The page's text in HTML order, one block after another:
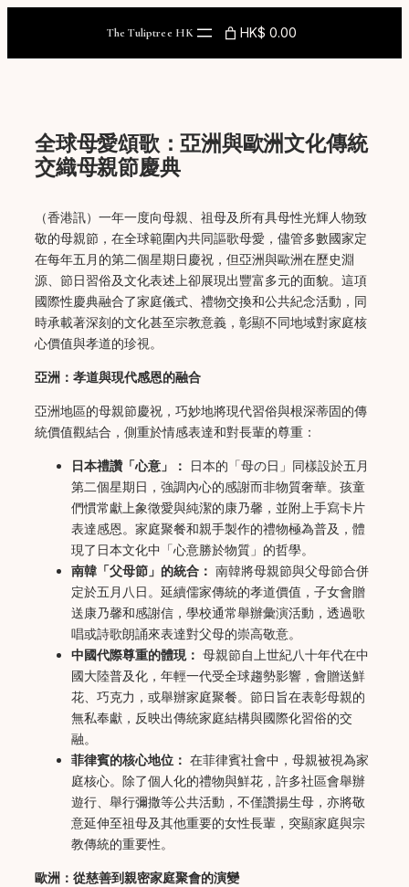
The Tuliptree HK HK$ 0.00
全球母愛頌歌：亞洲與歐洲文化傳統
交織母親節慶典
（香港訊）一年一度向母親、祖母及所有具母性光輝人物致
敬的母親節，在全球範圍內共同謳歌母愛，儘管多數國家定
在每年五月的第二個星期日慶祝，但亞洲與歐洲在歷史淵
源、節日習俗及文化表述上卻展現出豐富多元的面貌。這項
國際性慶典融合了家庭儀式、禮物交換和公共紀念活動，同
時承載著深刻的文化甚至宗教意義，彰顯不同地域對家庭核
心價值與孝道的珍視。
亞洲：孝道與現代感恩的融合
亞洲地區的母親節慶祝，巧妙地將現代習俗與根深蒂固的傳
統價值觀結合，側重於情感表達和對長輩的尊重：
日本禮讚「心意」：
日本的「母の日」同樣設於五月
第二個星期日，強調內心的感謝而非物質奢華。孩童
們慣常獻上象徵愛與純潔的康乃馨，並附上手寫卡片
表達感恩。家庭聚餐和親手製作的禮物極為普及，體
現了日本文化中「心意勝於物質」的哲學。
南韓「父母節」的統合： 南韓將母親節與父母節合併
定於五月八日。延續儒家傳統的孝道價值，子女會贈
送康乃馨和感謝信，學校通常舉辦彙演活動，透過歌
唱或詩歌朗誦來表達對父母的崇高敬意。
中國代際尊重的體現： 母親節自上世紀八十年代在中
國大陸普及化，年輕一代受全球趨勢影響，會贈送鮮
花、巧克力，或舉辦家庭聚餐。節日旨在表彰母親的
無私奉獻，反映出傳統家庭結構與國際化習俗的交
融。
菲律賓的核心地位： 在菲律賓社會中，母親被視為家
庭核心。除了個人化的禮物與鮮花，許多社區會舉辦
遊行、舉行彌撒等公共活動，不僅讚揚生母，亦將敬
意延伸至祖母及其他重要的女性長輩，突顯家庭與宗
教傳統的重要性。
歐洲：從慈善到親密家庭聚會的演變